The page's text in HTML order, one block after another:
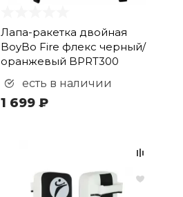
Лапа-ракетка двойная
BoyBo Fire флекс черный/
оранжевый BPRT300
есть в наличии
1 699 ₽